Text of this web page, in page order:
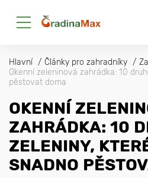
Hlavní Články pro zahradníky
Okenní zeleninová zahrádka: 10
pěstovat doma
OKENNÍ
ZAHRÁDKA: 10
ZELENINY,
SNADNO